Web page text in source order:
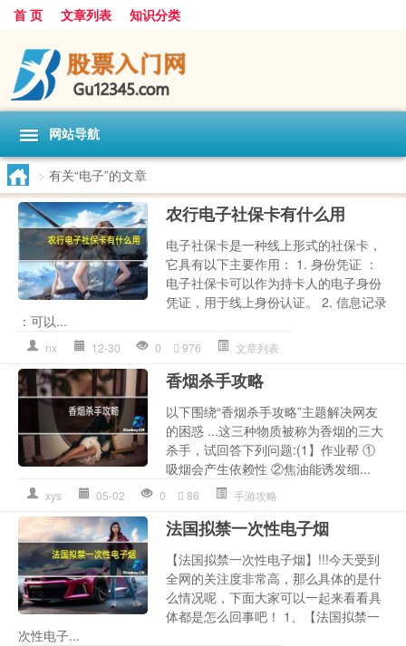
首 页 文章列表 知识分类
网站导航
> 有关“电子”的文章
农行电子社保卡有什么用
电子社保卡是一种线上形式的社保卡，
它具有以下主要作用： 1. 身份凭证 ：
电子社保卡可以作为持卡人的电子身份
凭证，用于线上身份认证。 2. 信息记录
：可以...
nx 12-30 0 976 文章列表
香烟杀手攻略
以下围绕“香烟杀手攻略”主题解决网友
的困惑 ...这三种物质被称为香烟的三大
杀手，试回答下列问题:(1】作业帮 ①
吸烟会产生依赖性 ②焦油能诱发细...
xys 05-02 0 86 手游攻略
法国拟禁一次性电子烟
【法国拟禁一次性电子烟】!!!今天受到
全网的关注度非常高，那么具体的是什
么情况呢，下面大家可以一起来看看具
体都是怎么回事吧！ 1、【法国拟禁一
次性电子...